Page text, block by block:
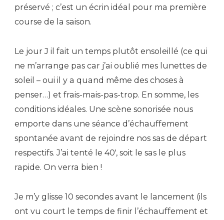
préservé ; c’est un écrin idéal pour ma première
course de la saison.
Le jour J il fait un temps plutôt ensoleillé (ce qui
ne m’arrange pas car j’ai oublié mes lunettes de
soleil – oui il y a quand même des choses à
penser…) et frais-mais-pas-trop. En somme, les
conditions idéales. Une scène sonorisée nous
emporte dans une séance d’échauffement
spontanée avant de rejoindre nos sas de départ
respectifs. J’ai tenté le 40′, soit le sas le plus
rapide. On verra bien !
Je m’y glisse 10 secondes avant le lancement (ils
ont vu court le temps de finir l’échauffement et